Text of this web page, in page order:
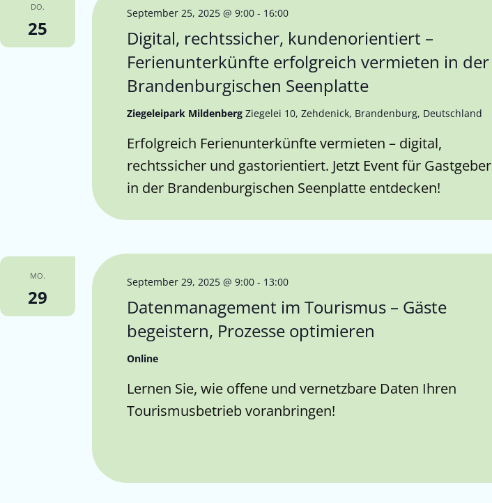
DO.
25
Digital, rechtssicher, kundenorientiert –
Ferienunterkünfte erfolgreich vermieten in der
Brandenburgischen Seenplatte
September 25, 2025 @ 9:00 - 16:00
Ziegeleipark MildenbergZiegelei 10, Zehdenick, Brandenburg, Deutschland
Erfolgreich Ferienunterkünfte vermieten – digital,
rechtssicher und gastorientiert. Jetzt Event für Gastgeber
in der Brandenburgischen Seenplatte entdecken!
MO.
29
Datenmanagement im Tourismus – Gäste
begeistern, Prozesse optimieren
September 29, 2025 @ 9:00 - 13:00
Online
Lernen Sie, wie offene und vernetzbare Daten Ihren
Tourismusbetrieb voranbringen!